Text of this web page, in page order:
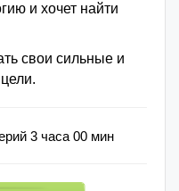
и хочет найти
свои сильные и
3 часа 00 мин